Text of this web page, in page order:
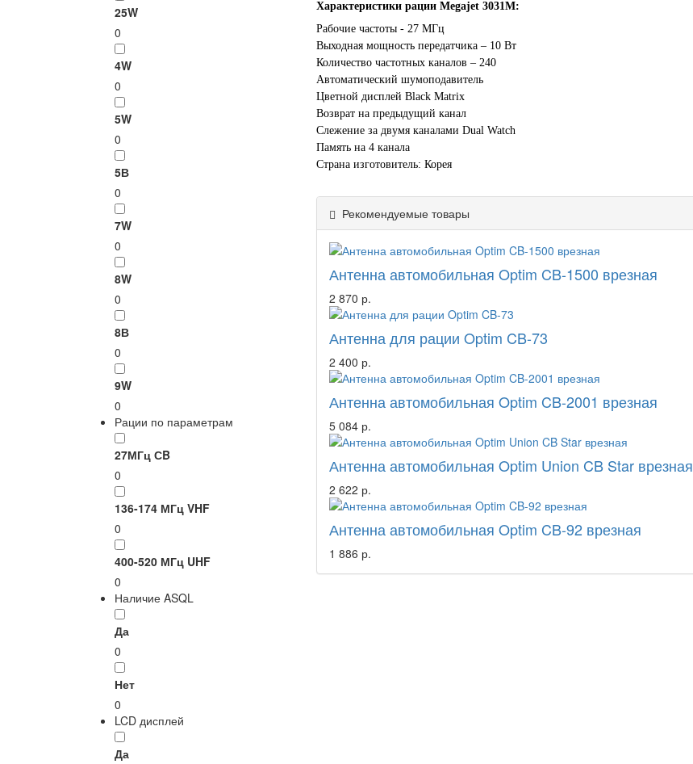
25W
0
4W
0
5W
0
5В
0
7W
0
8W
0
8В
0
9W
0
Рации по параметрам
27МГц СB
0
136-174 МГц VHF
0
400-520 МГц UHF
0
Наличие ASQL
Да
0
Нет
0
LCD дисплей
Да
Характеристики рации Megajet 3031M:
Рабочие частоты - 27 МГц
Выходная мощность передатчика – 10 Вт
Количество частотных каналов – 240
Автоматический шумоподавитель
Цветной дисплей Black Matrix
Возврат на предыдущий канал
Слежение за двумя каналами Dual Watch
Память на 4 канала
Страна изготовитель: Корея
Рекомендуемые товары
Антенна автомобильная Optim CB-1500 врезная
2 870 р.
Антенна для рации Optim CB-73
2 400 р.
Антенна автомобильная Optim CB-2001 врезная
5 084 р.
Антенна автомобильная Optim Union CB Star врезная
2 622 р.
Антенна автомобильная Optim CB-92 врезная
1 886 р.